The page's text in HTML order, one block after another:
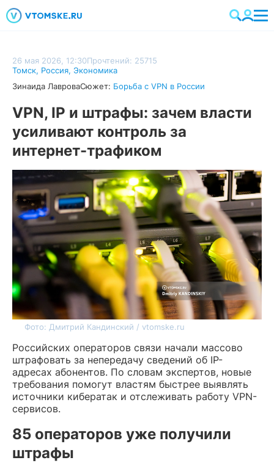
26 мая 2026, 12:30Прочтений: 25715
Томск, Россия, Экономика
Зинаида ЛавроваСюжет: Борьба с VPN в России
VPN, IP и штрафы: зачем власти
усиливают контроль за
интернет-трафиком
Фото: Дмитрий Кандинский / vtomske.ru
Российских операторов связи начали массово
штрафовать за непередачу сведений об IP-
адресах абонентов. По словам экспертов, новые
требования помогут властям быстрее выявлять
источники кибератак и отслеживать работу VPN-
сервисов.
85 операторов уже получили
штрафы